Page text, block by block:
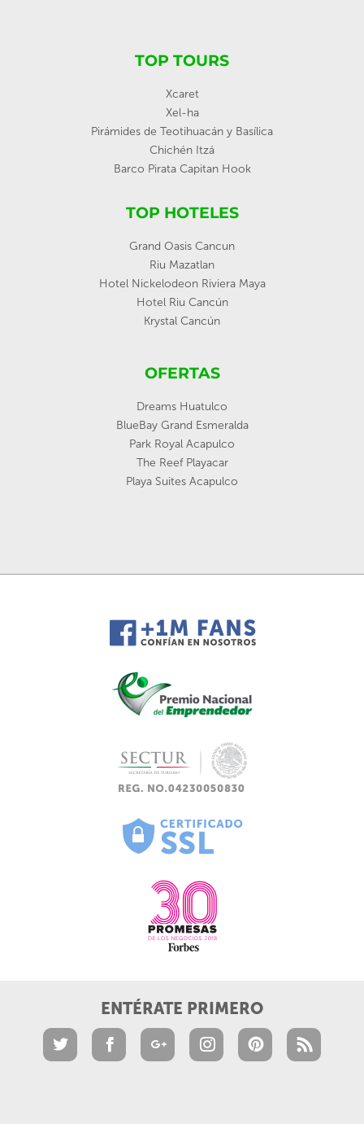
TOP TOURS
Xcaret
Xel-ha
Pirámides de Teotihuacán y Basílica
Chichén Itzá
Barco Pirata Capitan Hook
TOP HOTELES
Grand Oasis Cancun
Riu Mazatlan
Hotel Nickelodeon Riviera Maya
Hotel Riu Cancún
Krystal Cancún
OFERTAS
Dreams Huatulco
BlueBay Grand Esmeralda
Park Royal Acapulco
The Reef Playacar
Playa Suites Acapulco
ENTÉRATE PRIMERO